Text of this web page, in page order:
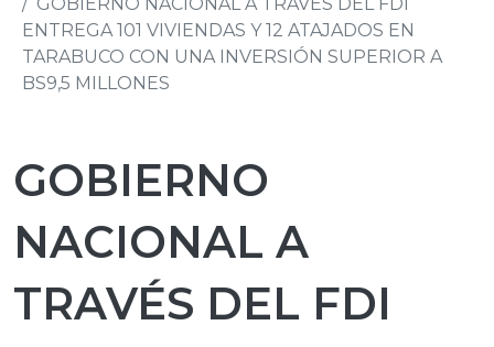
ENTREGA 101 VIVIENDAS Y 12 ATAJADOS EN
TARABUCO CON UNA INVERSIÓN SUPERIOR A
BS9,5 MILLONES
GOBIERNO
NACIONAL A
TRAVÉS DEL FDI